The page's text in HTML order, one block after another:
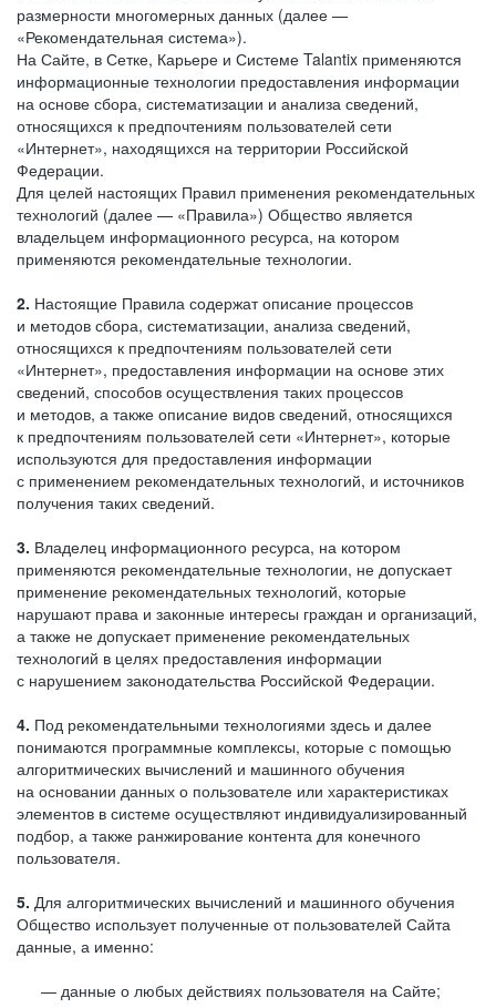
размерности многомерных данных (далее —
«Рекомендательная система»).
На Сайте, в Сетке, Карьере и Системе Talantix применяются
информационные технологии предоставления информации
на основе сбора, систематизации и анализа сведений,
относящихся к предпочтениям пользователей сети
«Интернет», находящихся на территории Российской
Федерации.
Для целей настоящих Правил применения рекомендательных
технологий (далее — «Правила») Общество является
владельцем информационного ресурса, на котором
применяются рекомендательные технологии.
2. Настоящие Правила содержат описание процессов
и методов сбора, систематизации, анализа сведений,
относящихся к предпочтениям пользователей сети
«Интернет», предоставления информации на основе этих
сведений, способов осуществления таких процессов
и методов, а также описание видов сведений, относящихся
к предпочтениям пользователей сети «Интернет», которые
используются для предоставления информации
с применением рекомендательных технологий, и источников
получения таких сведений.
3. Владелец информационного ресурса, на котором
применяются рекомендательные технологии, не допускает
применение рекомендательных технологий, которые
нарушают права и законные интересы граждан и организаций,
а также не допускает применение рекомендательных
технологий в целях предоставления информации
с нарушением законодательства Российской Федерации.
4. Под рекомендательными технологиями здесь и далее
понимаются программные комплексы, которые с помощью
алгоритмических вычислений и машинного обучения
на основании данных о пользователе или характеристиках
элементов в системе осуществляют индивидуализированный
подбор, а также ранжирование контента для конечного
пользователя.
5. Для алгоритмических вычислений и машинного обучения
Общество использует полученные от пользователей Сайта
данные, а именно:
данные о любых действиях пользователя на Сайте;